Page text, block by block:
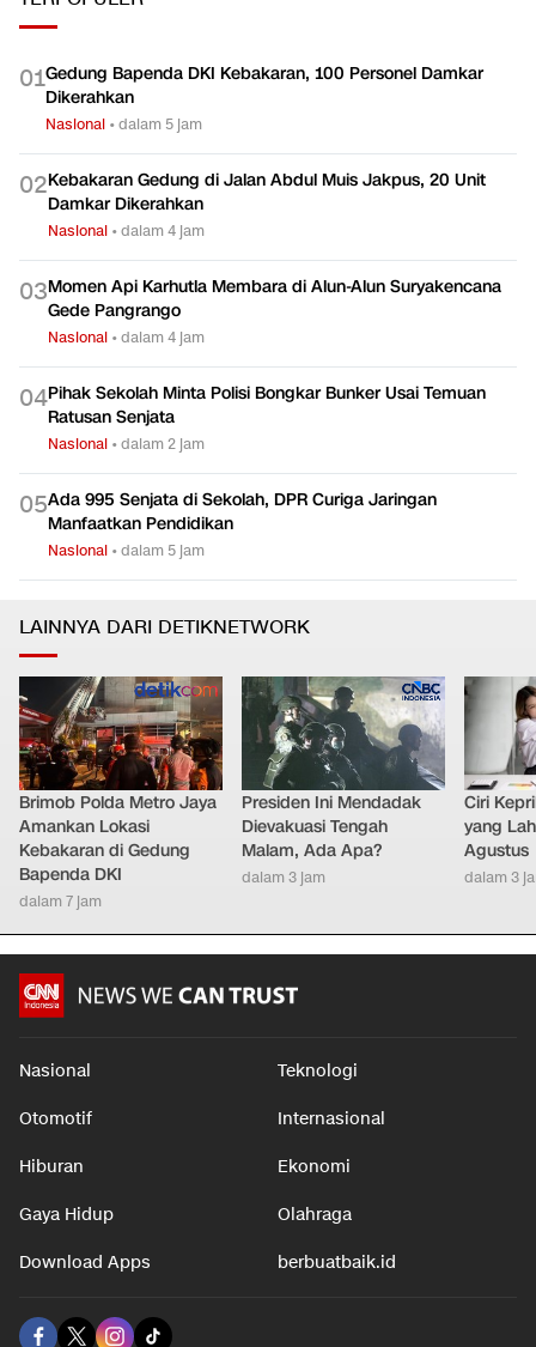
01Gedung Bapenda DKI Kebakaran, 100 Personel Damkar
Dikerahkan
Nasional •dalam 5 jam
02Kebakaran Gedung di Jalan Abdul Muis Jakpus, 20 Unit
Damkar Dikerahkan
Nasional •dalam 4 jam
03Momen Api Karhutla Membara di Alun-Alun Suryakencana
Gede Pangrango
Nasional •dalam 4 jam
04Pihak Sekolah Minta Polisi Bongkar Bunker Usai Temuan
Ratusan Senjata
Nasional •dalam 2 jam
05Ada 995 Senjata di Sekolah, DPR Curiga Jaringan
Manfaatkan Pendidikan
Nasional •dalam 5 jam
LAINNYA DARI DETIKNETWORK
Brimob Polda Metro Jaya
Amankan Lokasi
Kebakaran di Gedung
Bapenda DKI
dalam 7 jam
Presiden Ini Mendadak
Dievakuasi Tengah
Malam, Ada Apa?
dalam 3 jam
Ciri
yang
Agustus
dalam 3
Nasional Teknologi
Otomotif Internasional
Hiburan Ekonomi
Gaya Hidup Olahraga
Download Apps berbuatbaik.id